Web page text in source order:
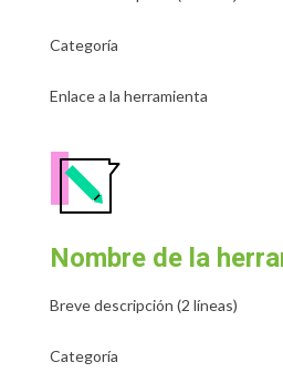
Categoría
Enlace a la herramienta
Nombre de la
Breve descripción (2 líneas)
Categoría